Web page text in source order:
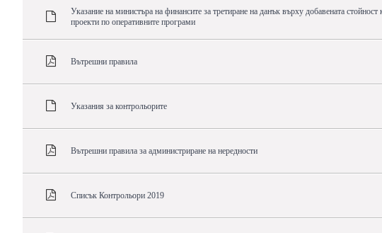
Указание на министъра на финансите за третиране на данък върху добавената
проекти по оперативните програми
Вътрешни правила
Указания за контрольорите
Вътрешни правила за администриране на нередности
Списък Контрольори 2019